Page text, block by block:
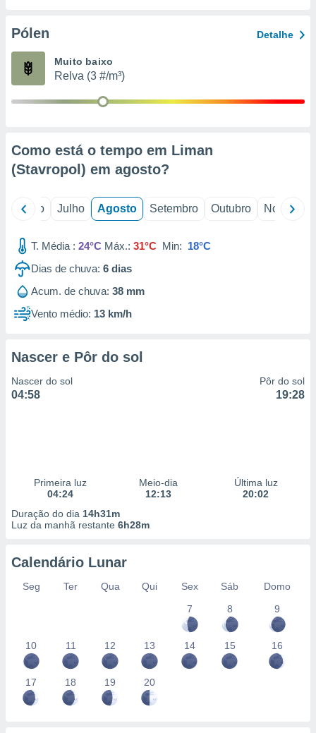
através
estudos
Pólen Detalhe
Muito baixo
Relva (3 #/m³)
Como está o tempo em Liman
(Stavropol) em agosto?
Junho Julho Agosto Setembro Outubro Novembro
T. Média : 24°C Máx.: 31°C Min: 18°C
Dias de chuva: 6 dias
Acum. de chuva: 38 mm
Vento médio: 13 km/h
Nascer e Pôr do sol
Nascer do sol
04:58
Pôr do sol
19:28
Primeira luz
04:24
Meio-dia
12:13
Última luz
20:02
Duração do dia 14h31m
Luz da manhã restante 6h28m
Calendário Lunar
Seg Ter Qua Qui Sex Sáb
Domo
7
8 9
10 11 12 13 14 15 16
17 18 19 20